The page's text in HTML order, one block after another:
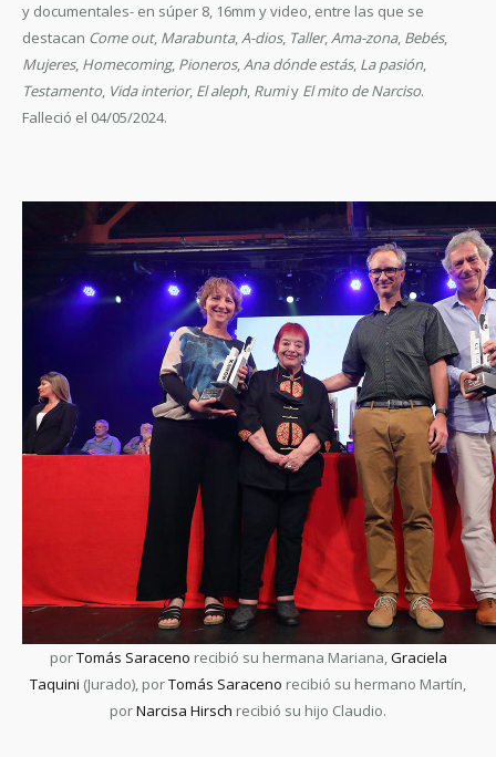
y documentales- en súper 8, 16mm y video, entre las que se
destacan Come out, Marabunta,A-dios, Taller,Ama-zona, Bebés,
Mujeres, Homecoming, Pioneros,Ana dónde estás, La pasión,
Testamento, Vida interior, El aleph, Rumiy El mito de Narciso.
Falleció el 04/05/2024.
porTomás Saraceno recibió su hermana Mariana,Graciela
Taquini (Jurado), porTomás Saraceno recibió su hermano Martín,
porNarcisa Hirsch recibió su hijo Claudio.